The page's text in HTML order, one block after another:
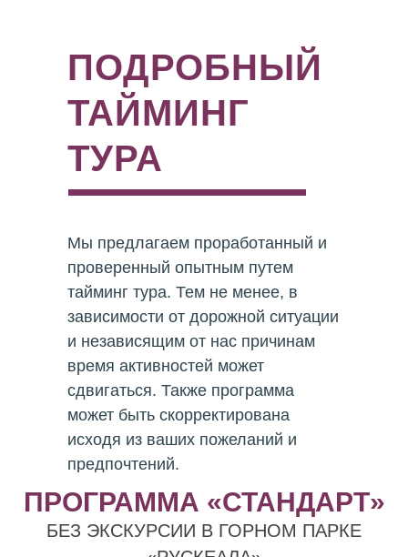
ПОДРОБНЫЙ
ТАЙМИНГ
ТУРА
Мы предлагаем проработанный и
проверенный опытным путем
тайминг тура. Тем не менее, в
зависимости от дорожной ситуации
и независящим от нас причинам
время активностей может
сдвигаться. Также программа
может быть скорректирована
исходя из ваших пожеланий и
предпочтений.
ПРОГРАММА «СТАНДАРТ»
БЕЗ ЭКСКУРСИИ В ГОРНОМ ПАРКЕ